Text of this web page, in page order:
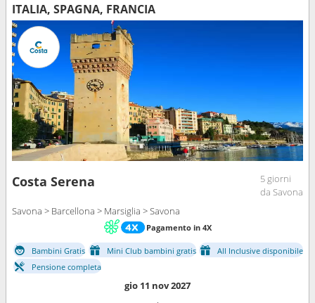
ITALIA, SPAGNA, FRANCIA
Costa Serena
5 giorni
da Savona
Savona > Barcellona > Marsiglia > Savona
Pagamento in 4X
Bambini Gratis Mini Club bambini gratis
All Inclusive disponibile
Pensione completa
gio 11 nov 2027